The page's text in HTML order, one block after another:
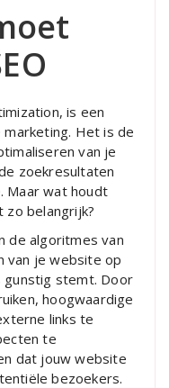
is een
Het is de
van je
zoekresultaten
Maar wat houdt
zo belangrijk?
de algoritmes van
van je website op
gunstig stemt. Door
hoogwaardige
links te
te
dat jouw website
bezoekers.